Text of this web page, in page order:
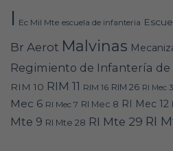
I Ec Mil Mte escuela de infanteria
Br Aerot Malvinas
Regimiento de Infantería de
RIM 10 RIM 11 RIM 16 RIM 26 RI Mec 3
Mec 6 RI Mec 7 RI Mec 8 RI Mec 12
Mte 9 RI Mte 28 RI Mte 29 RI